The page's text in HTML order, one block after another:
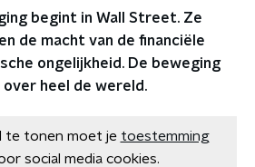
begint in Wall Street. Ze
de macht van de financiële
ongelijkheid. De beweging
heel de wereld.
te tonen moet je toestemming
social media cookies.